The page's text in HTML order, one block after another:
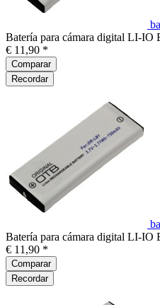
Batería para cámara digital LI-IO
€ 11,90 *
Comparar
Recordar
Batería para cámara digital LI-IO
€ 11,90 *
Comparar
Recordar